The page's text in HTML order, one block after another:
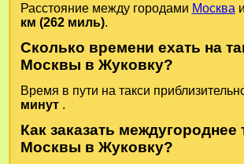
Расстояние между городами Москва и
км (262 миль).
Сколько времени ехать на
Москвы в Жуковку?
Время в пути на такси
минут .
Как заказать междугороднее
Москвы в Жуковку?